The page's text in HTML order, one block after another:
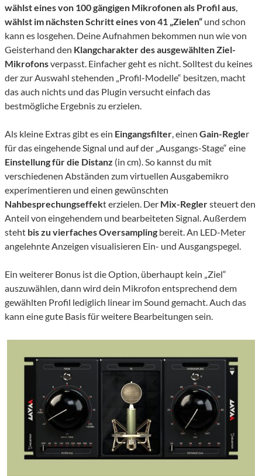
wählst eines von 100 gängigen Mikrofonen als Profil aus,
wählst im nächsten Schritt eines von 41 „Zielen“ und schon
kann es losgehen. Deine Aufnahmen bekommen nun wie von
Geisterhand den Klangcharakter des ausgewählten Ziel-
Mikrofonsverpasst. Einfacher geht es nicht. Solltest du keines
der zur Auswahl stehenden „Profil-Modelle“ besitzen, macht
das auch nichts und das Plugin versucht einfach das
bestmögliche Ergebnis zu erzielen.
Als kleine Extras gibt es ein Eingangsfilter, einen Gain-Regler
für das eingehende Signal und auf der „Ausgangs-Stage“ eine
Einstellung für die Distanz (in cm). So kannst du mit
verschiedenen Abständen zum virtuellen Ausgabemikro
experimentieren und einen gewünschten
Nahbesprechungseffekt erzielen. Der Mix-Reglersteuert den
Anteil von eingehendem und bearbeiteten Signal. Außerdem
steht bis zu vierfaches Oversampling bereit. An LED-Meter
angelehnte Anzeigen visualisieren Ein- und Ausgangspegel.
Ein weiterer Bonus ist die Option, überhaupt kein „Ziel“
auszuwählen, dann wird dein Mikrofon entsprechend dem
gewählten Profil lediglich linear im Sound gemacht. Auch das
kann eine gute Basis für weitere Bearbeitungen sein.